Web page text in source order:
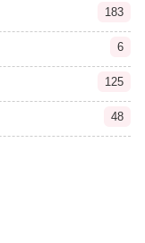
183
6
125
48